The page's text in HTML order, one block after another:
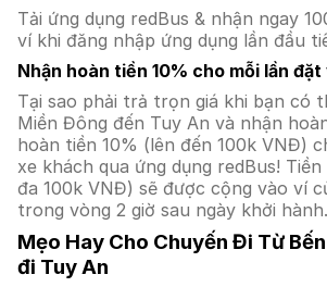
Tải ứng dụng redBus & nhận ngay
ví khi đăng nhập ứng dụng lần đầu
Nhận hoàn tiền 10% cho mỗi lần
Tại sao phải trả trọn giá khi bạn có
Miền Đông đến Tuy An và nhận
hoàn tiền 10% (lên đến 100k VNĐ)
xe khách qua ứng dụng redBus!
đa 100k VNĐ) sẽ được cộng vào ví
trong vòng 2 giờ sau ngày khởi hành.
Mẹo Hay Cho Chuyến Đi Từ
đi Tuy An